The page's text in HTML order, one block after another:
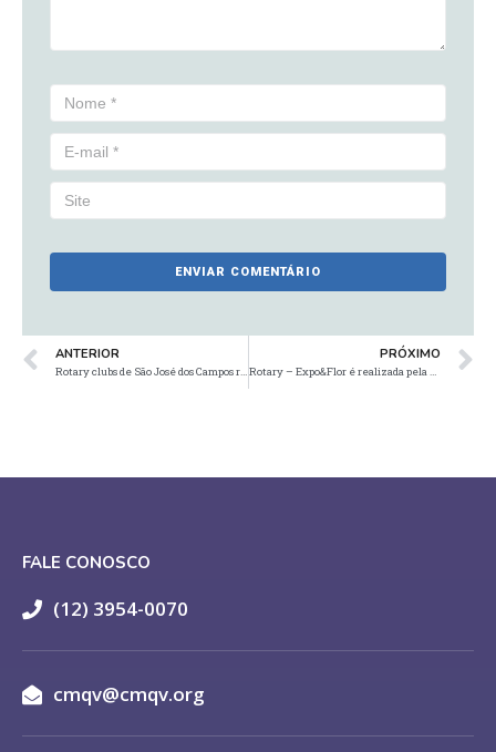
ANTERIOR
Rotary clubs de São José dos Campos recebem grupo de jovens indianos
PRÓXIMO
Rotary – Expo&Flor é realizada pela primeira vez em Curitiba
FALE CONOSCO
(12) 3954-0070
cmqv@cmqv.org